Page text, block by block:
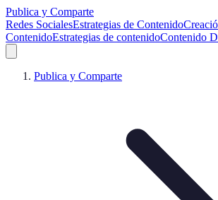
Publica y Comparte
Redes SocialesEstrategias de Contenido
ContenidoEstrategias de contenidoContenido
Publica y Comparte